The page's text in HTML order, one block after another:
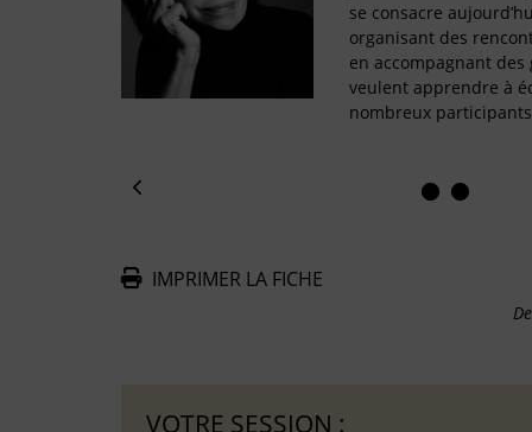
se consacre
organisant des
en accompagnant
veulent apprendre à
nombreux
IMPRIMER LA FICHE
VOTRE SESSION :